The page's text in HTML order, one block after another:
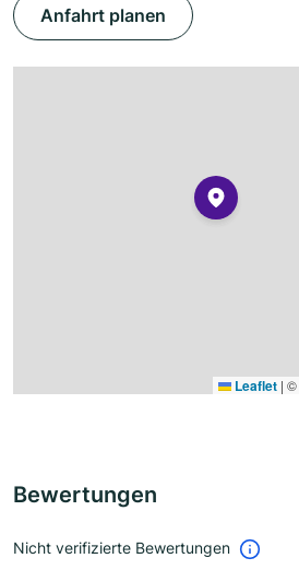
Anfahrt planen
Leaflet | ©
Bewertungen
Nicht verifizierte Bewertungen